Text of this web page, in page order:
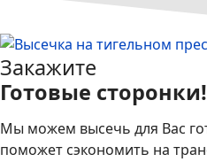
Закажите
Готовые сторонки!
Мы можем высечь для Вас
поможет сэкономить на